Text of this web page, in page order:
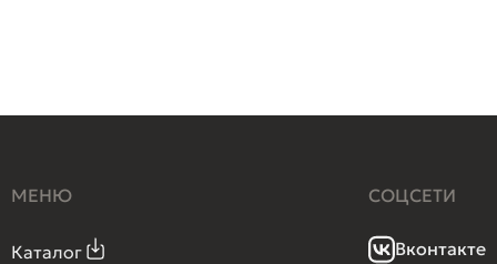
МЕНЮ
Каталог
СОЦСЕТИ
Вконтакте